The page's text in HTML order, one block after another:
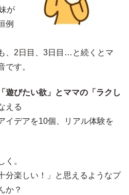
が
例
、2日目、3日目…と続くとマ
です。
遊びたい欲」とママの「ラクし
える
イデアを10個、リアル体験を
く。
分楽しい！」と思えるようなプ
か？